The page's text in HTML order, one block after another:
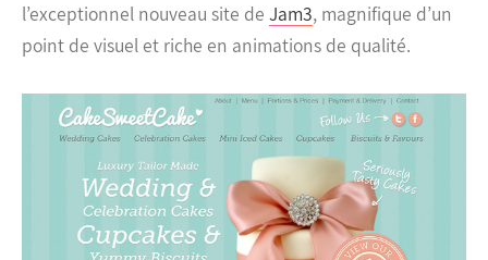
l’exceptionnel nouveau site de Jam3, magnifique d’un
point de visuel et riche en animations de qualité.